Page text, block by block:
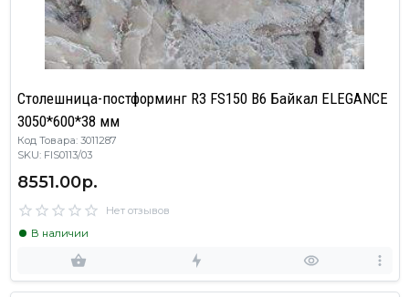
Столешница-постформинг R3 FS150 B6 Байкал ELEGANCE
3050*600*38 мм
Код Товара: 3011287
SKU: FIS0113/03
8551.00р.
Нет отзывов
В наличии